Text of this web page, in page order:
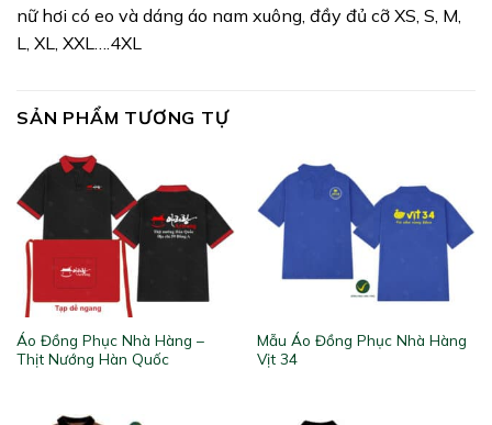
nữ hơi có eo và dáng áo nam xuông, đầy đủ cỡ XS, S, M,
L, XL, XXL….4XL
SẢN PHẨM TƯƠNG TỰ
Áo Đồng Phục Nhà Hàng –
Thịt Nướng Hàn Quốc
Mẫu Áo Đồng Phục Nhà Hàng
Vịt 34